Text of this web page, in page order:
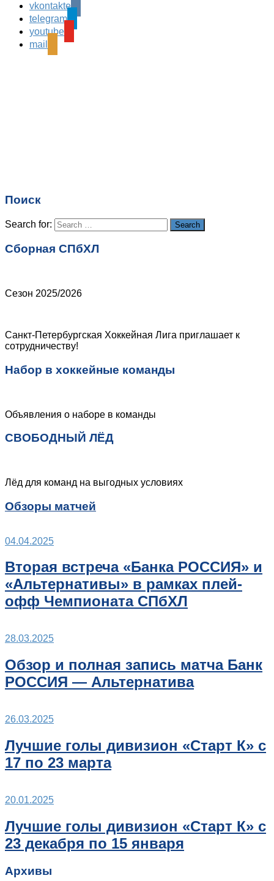
Leave a Reply
Ваш адрес email не будет опубликован.
поля помечены
vkontakte
telegram
youtube
mail
Поиск
Search for: Search
Сборная СПбХЛ
Сезон 2025/2026
Санкт-Петербургская Хоккейная Лига приглашает к
сотрудничеству!
Набор в хоккейные команды
Объявления о наборе в команды
СВОБОДНЫЙ ЛЁД
Лёд для команд на выгодных условиях
Обзоры матчей
04.04.2025
Вторая встреча «Банка РОССИЯ» и
«Альтернативы» в рамках плей-
офф Чемпионата СПбХЛ
28.03.2025
Обзор и полная запись матча Банк
РОССИЯ — Альтернатива
26.03.2025
Лучшие голы дивизион «Старт К» с
17 по 23 марта
20.01.2025
Лучшие голы дивизион «Старт К» с
23 декабря по 15 января
Архивы